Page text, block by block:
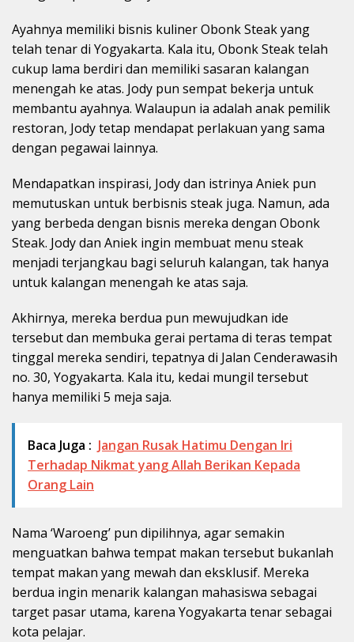
Ayahnya memiliki bisnis kuliner Obonk Steak yang
telah tenar di Yogyakarta. Kala itu, Obonk Steak telah
cukup lama berdiri dan memiliki sasaran kalangan
menengah ke atas. Jody pun sempat bekerja untuk
membantu ayahnya. Walaupun ia adalah anak pemilik
restoran, Jody tetap mendapat perlakuan yang sama
dengan pegawai lainnya.
Mendapatkan inspirasi, Jody dan istrinya Aniek pun
memutuskan untuk berbisnis steak juga. Namun, ada
yang berbeda dengan bisnis mereka dengan Obonk
Steak. Jody dan Aniek ingin membuat menu steak
menjadi terjangkau bagi seluruh kalangan, tak hanya
untuk kalangan menengah ke atas saja.
Akhirnya, mereka berdua pun mewujudkan ide
tersebut dan membuka gerai pertama di teras tempat
tinggal mereka sendiri, tepatnya di Jalan Cenderawasih
no. 30, Yogyakarta. Kala itu, kedai mungil tersebut
hanya memiliki 5 meja saja.
Baca Juga : Jangan Rusak Hatimu Dengan Iri
Terhadap Nikmat yang Allah Berikan Kepada
Orang Lain
Nama ‘Waroeng’ pun dipilihnya, agar semakin
menguatkan bahwa tempat makan tersebut bukanlah
tempat makan yang mewah dan eksklusif. Mereka
berdua ingin menarik kalangan mahasiswa sebagai
target pasar utama, karena Yogyakarta tenar sebagai
kota pelajar.